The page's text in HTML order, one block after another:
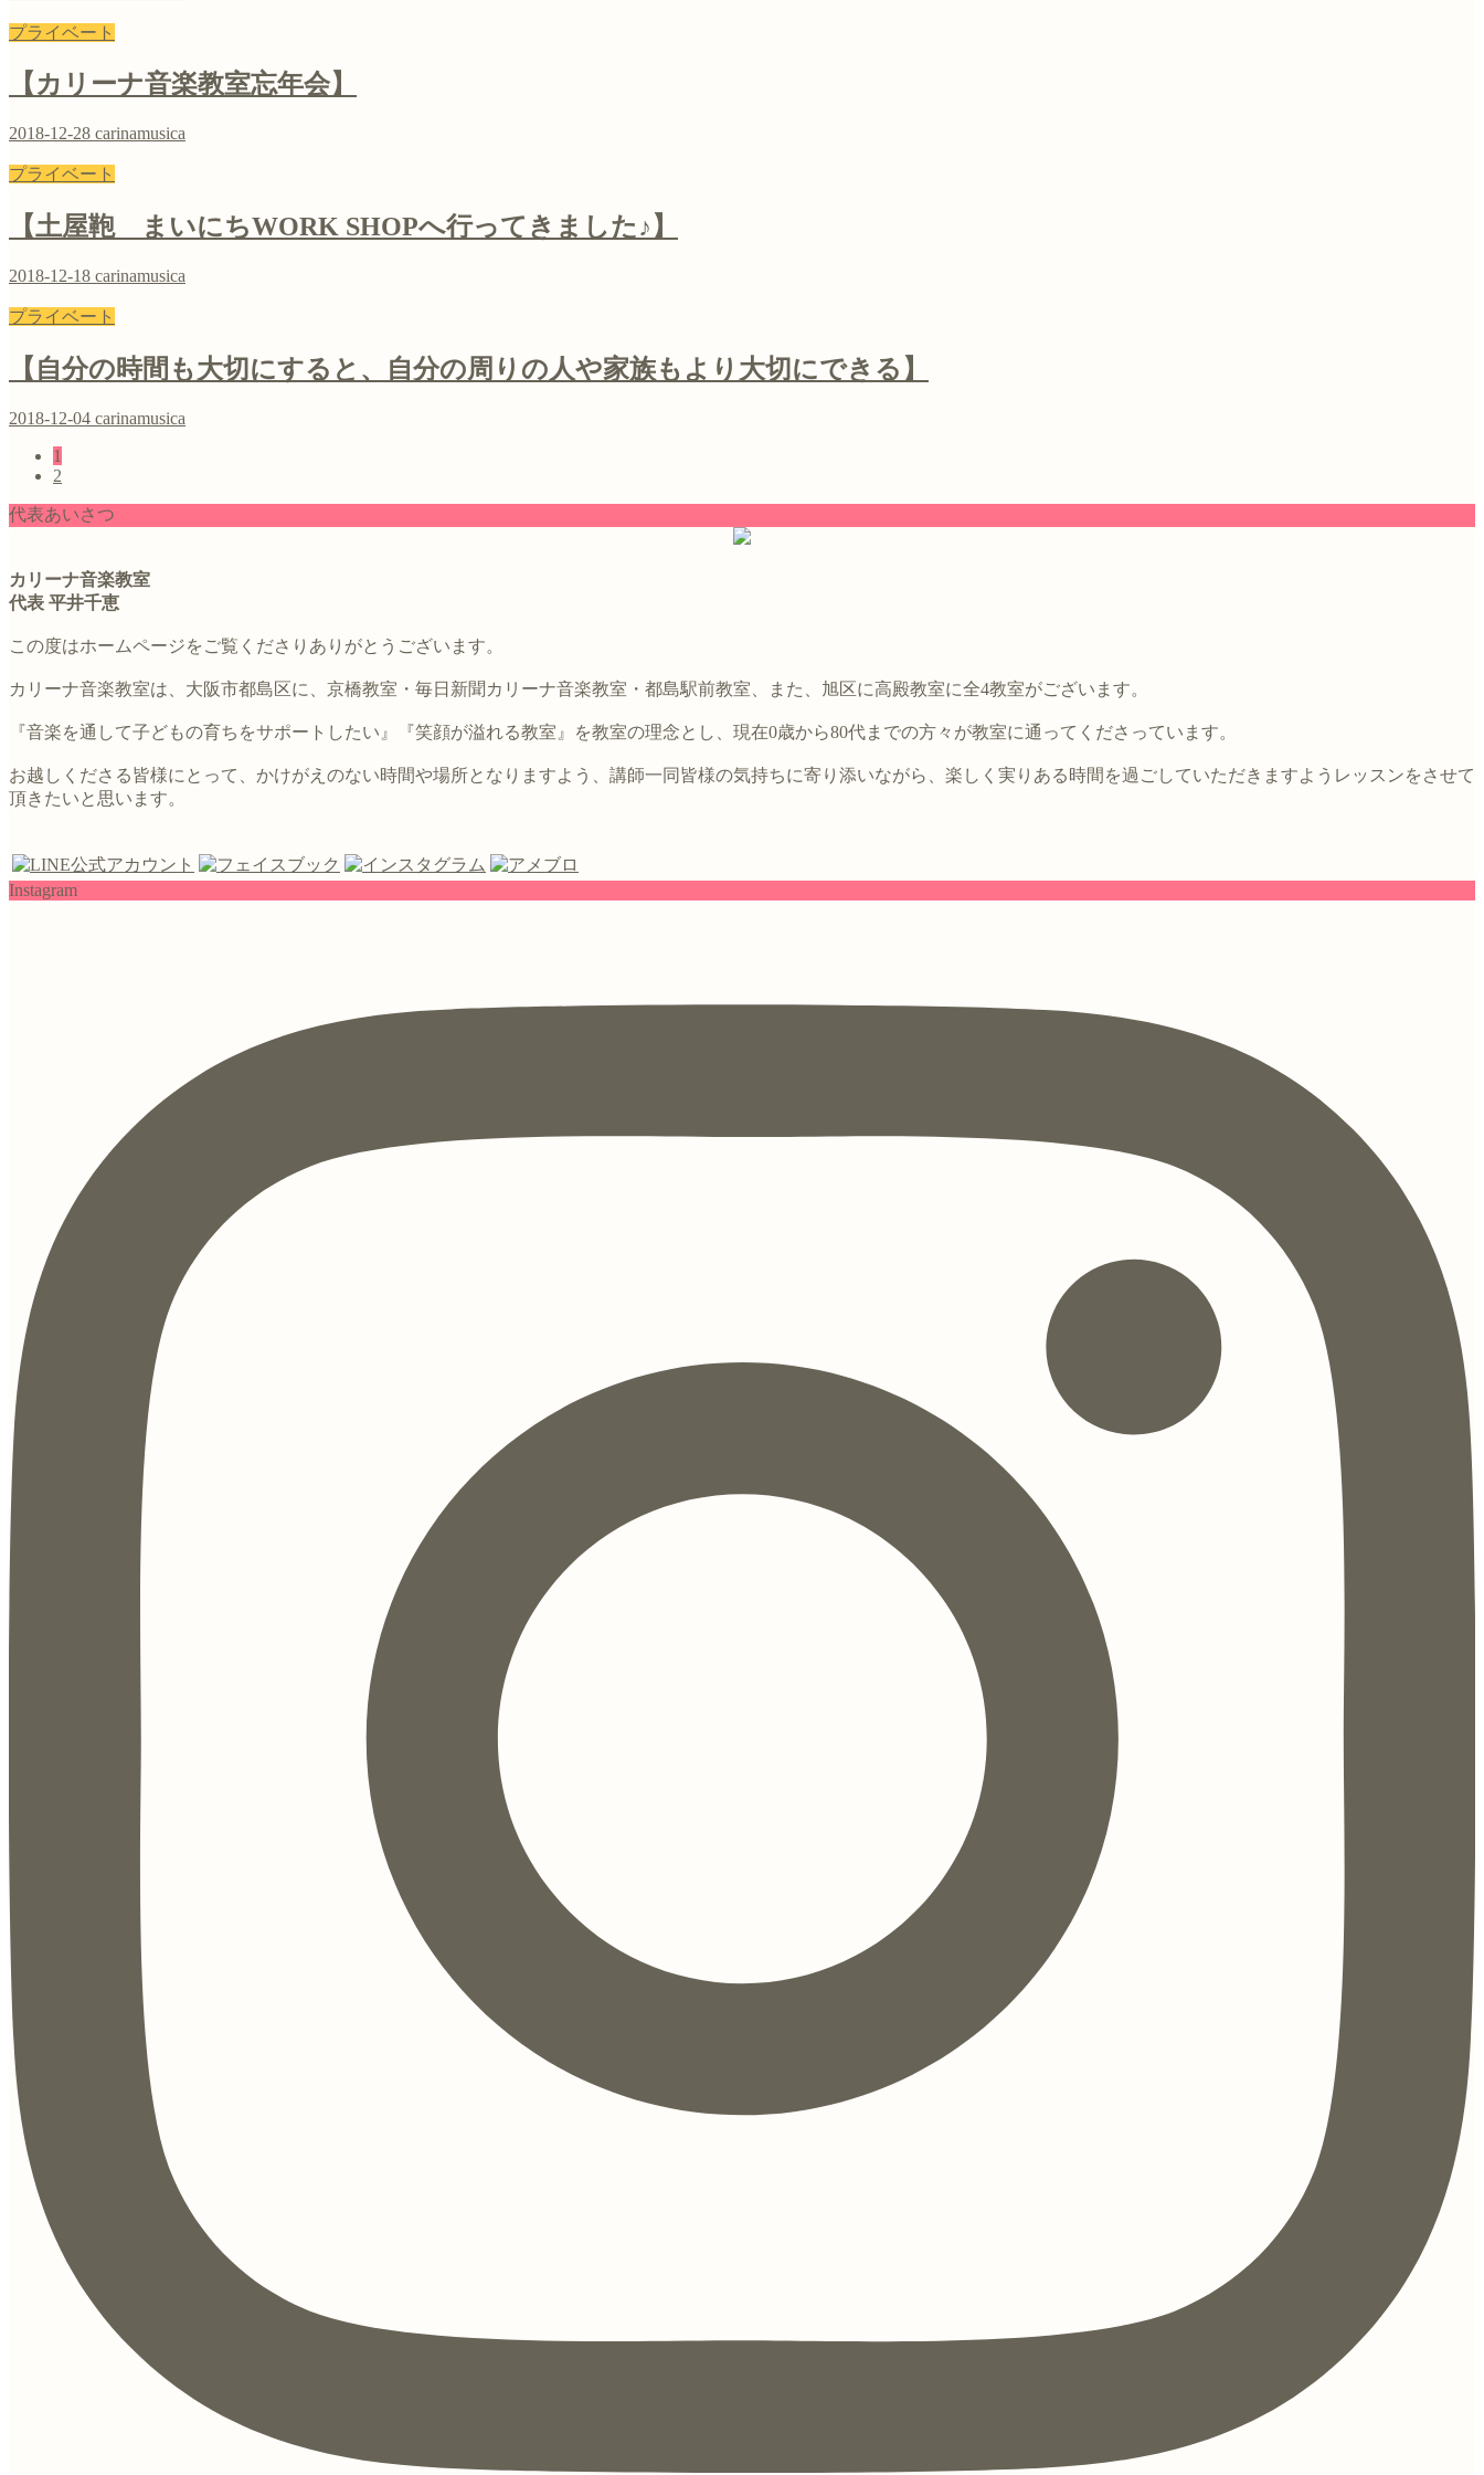
プライベート
【カリーナ音楽教室忘年会】
2018-12-28 carinamusica
プライベート
【土屋鞄 まいにちWORK SHOPへ行ってきました♪】
2018-12-18 carinamusica
プライベート
【自分の時間も大切にすると、自分の周りの人や家族もより大切にできる】
2018-12-04 carinamusica
1
2
代表あいさつ
カリーナ音楽教室
代表 平井千恵
この度はホームページをご覧くださりありがとうございます。
カリーナ音楽教室は、大阪市都島区に、京橋教室・毎日新聞カリーナ音楽教室・都島駅前教室、また、旭区に高殿教室に全4教室がございます。
『音楽を通して子どもの育ちをサポートしたい』『笑顔が溢れる教室』を教室の理念とし、現在0歳から80代までの方々が教室に通ってくださっています。
お越しくださる皆様にとって、かけがえのない時間や場所となりますよう、講師一同皆様の気持ちに寄り添いながら、楽しく実りある時間を過ごしていただきますようレッスンをさせて
頂きたいと思います。
Instagram